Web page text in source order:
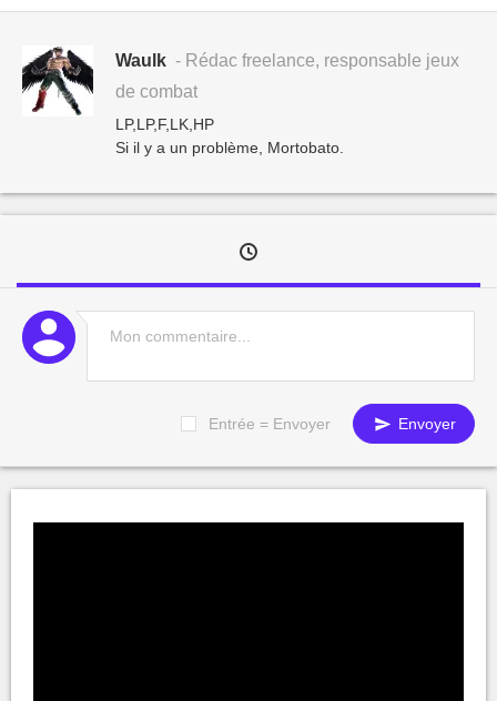
Waulk - Rédac freelance, responsable jeux
de combat
LP,LP,F,LK,HP
Si il y a un problème, Mortobato.
Entrée = Envoyer Envoyer